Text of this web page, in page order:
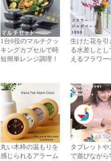
1台6役のマルチクッ
キングカプセルで時
短簡単レンジ調理！
生けた花を引
る水差しとし
えるフラワー
丸い木枠の温もりを
感じられるアラーム
タブレットや
で遊びながら